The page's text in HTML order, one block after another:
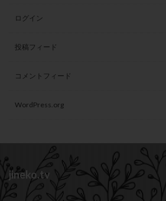
ログイン
投稿フィード
コメントフィード
WordPress.org
jineko.tv